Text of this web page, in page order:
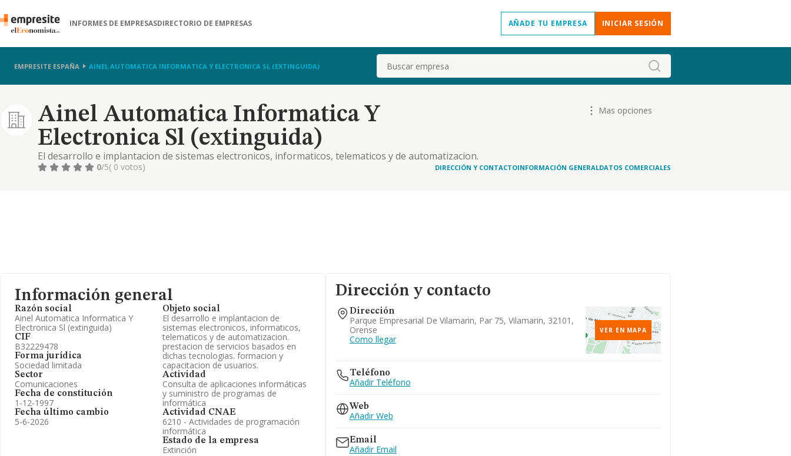
INFORMES DE EMPRESASDIRECTORIO DE EMPRESAS AÑADE TU EMPRESA INICIAR SESIÓN
EMPRESITE ESPAÑA AINEL AUTOMATICA INFORMATICA Y ELECTRONICA SL (EXTINGUIDA) Buscar
Ainel Automatica Informatica Y
Electronica Sl (extinguida)
El desarrollo e implantacion de sistemas electronicos, informaticos, telematicos y de automatizacion.
prestacion de servicios basados en dichas tecnologias. formacion y capacitacion de usuarios.
Mas opciones
0/5( 0 votos) DIRECCIÓN Y CONTACTOINFORMACIÓN GENERALDATOS COMERCIALES
Información general
Razón social
Ainel Automatica Informatica Y
Electronica Sl (extinguida)
CIF
B32229478
Forma jurídica
Sociedad limitada
Sector
Comunicaciones
Fecha de constitución
1-12-1997
Fecha último cambio
5-6-2026
Objeto social
El desarrollo e implantacion de
sistemas electronicos, informaticos,
telematicos y de automatizacion.
prestacion de servicios basados en
dichas tecnologias. formacion y
capacitacion de usuarios.
Actividad
Consulta de aplicaciones informáticas
y suministro de programas de
informática
Actividad CNAE
6210 - Actividades de programación
informática
Estado de la empresa
Extinción
Dirección y contacto
Dirección
Parque Empresarial De Vilamarin, Par 75, Vilamarin, 32101,
Orense
Como llegar
VER EN MAPA
Teléfono
Añadir Teléfono
Web
Añadir Web
Email
Añadir Email